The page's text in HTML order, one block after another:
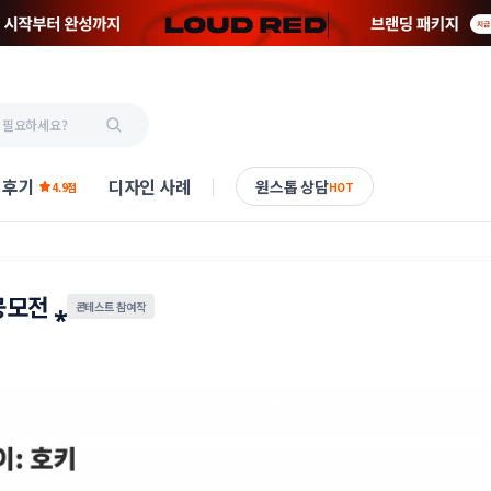
기 4.9점 디자인 사례 원스톱 상담HOT
전 ⁎ 콘테스트 참여작